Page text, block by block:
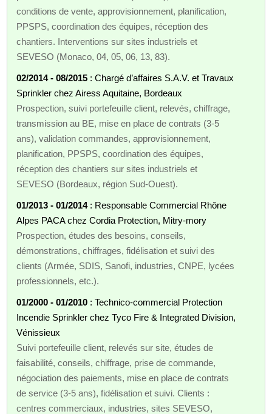
conditions de vente, approvisionnement, planification,
PPSPS, coordination des équipes, réception des
chantiers. Interventions sur sites industriels et
SEVESO (Monaco, 04, 05, 06, 13, 83).
02/2014 - 08/2015 : Chargé d’affaires S.A.V. et Travaux
Sprinkler chez Airess Aquitaine, Bordeaux
Prospection, suivi portefeuille client, relevés, chiffrage,
transmission au BE, mise en place de contrats (3‑5
ans), validation commandes, approvisionnement,
planification, PPSPS, coordination des équipes,
réception des chantiers sur sites industriels et
SEVESO (Bordeaux, région Sud‑Ouest).
01/2013 - 01/2014: Responsable Commercial Rhône
Alpes PACA chez Cordia Protection, Mitry‑mory
Prospection, études des besoins, conseils,
démonstrations, chiffrages, fidélisation et suivi des
clients (Armée, SDIS, Sanofi, industries, CNPE, lycées
professionnels, etc.).
01/2000 - 01/2010 : Technico‑commercial Protection
Incendie Sprinkler chez Tyco Fire & Integrated Division,
Vénissieux
Suivi portefeuille client, relevés sur site, études de
faisabilité, conseils, chiffrage, prise de commande,
négociation des paiements, mise en place de contrats
de service (3‑5 ans), fidélisation et suivi. Clients :
centres commerciaux, industries, sites SEVESO,